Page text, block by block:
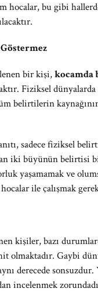
hocalar, bu gibi
bir kişi,kocamda
Fiziksel
belirtilerin
sadece fiziksel
iki büyünün belirtisi
yaşamamak ve
ile çalışmak
kişiler, bazı
olmaktadır. Gaybi
derecede
incelenmek